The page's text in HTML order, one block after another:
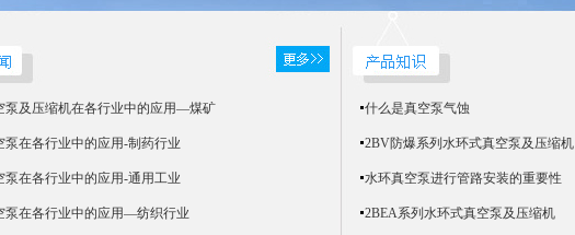
泵及压缩机在各行业中的应用—煤矿
泵在各行业中的应用-制药行业
泵在各行业中的应用-通用工业
泵在各行业中的应用—纺织行业
什么是真空泵气蚀
2BV防爆系列水环式真空泵及压缩机
水环真空泵进行管路安装的重要性
2BEA系列水环式真空泵及压缩机